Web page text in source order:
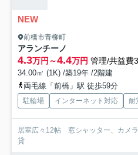
NEW
前橋市青柳町
アランチーノ
4.3万円～4.4万円 管理/共益費
34.00㎡ (1K) /築19年 /2階建
両毛線「前橋」駅 徒歩59分
駐輪場 インターネット対応 耐
居室広々12帖 窓シャッター、カ
貸